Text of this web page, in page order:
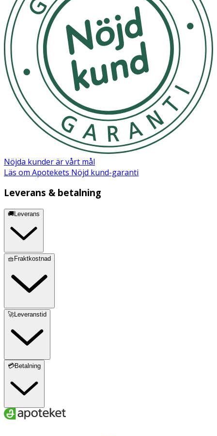
Nöjda kunder är vårt mål
Läs om Apotekets Nöjd kund-garanti
Leverans & betalning
🚚Leverans
🧺Fraktkostnad
🚀Leveranstid
💳Betalning